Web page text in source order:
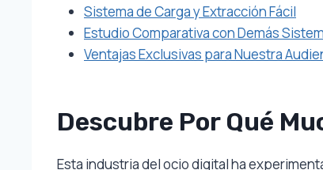
Sistema de Carga y Extracción Fácil
Estudio Comparativa con Demás
Ventajas Exclusivas para Nuestra
Descubre Por Qué
Esta industria del ocio digital ha